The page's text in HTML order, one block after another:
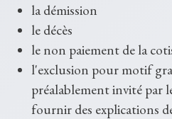
la démission
le décès
le non paiement de la
l'exclusion pour motif
préalablement invité par
fournir des explications